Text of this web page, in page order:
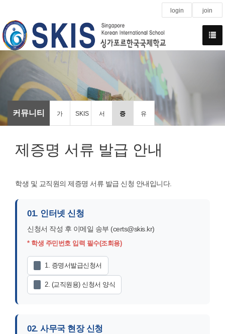
login join
커뮤니티 가
신
문
SKIS
란
다
서
알
증
발
신
유
관
제증명 서류 발급 안내
학생 및 교직원의 제증명 서류 발급 신청 안내입니다.
01. 인터넷 신청
신청서 작성 후 이메일 송부 (certs@skis.kr)
* 학생 주민번호 입력 필수(조회용)
1. 증명서발급신청서
2. (교직원용) 신청서 양식
02. 사무국 현장 신청